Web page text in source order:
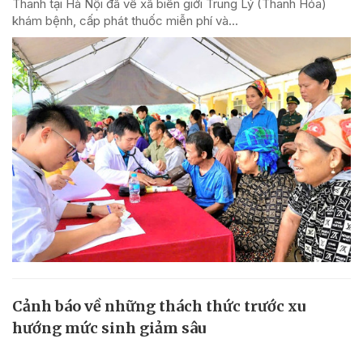
Thanh tại Hà Nội đã về xã biên giới Trung Lý (Thanh Hóa)
khám bệnh, cấp phát thuốc miễn phí và...
Cảnh báo về những thách thức trước xu
hướng mức sinh giảm sâu